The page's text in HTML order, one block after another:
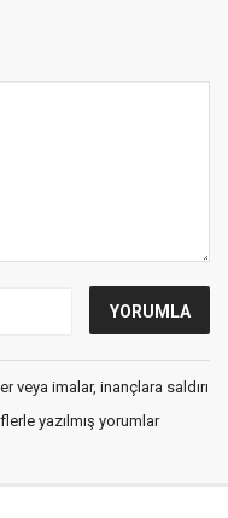
veya imalar, inançlara saldırı
yazılmış yorumlar